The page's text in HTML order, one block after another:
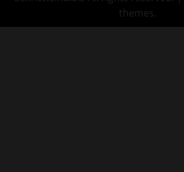
themes.